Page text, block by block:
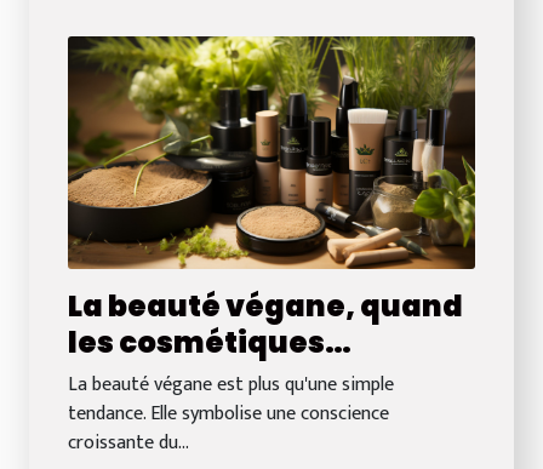
La beauté végane, quand
les cosmétiques
respectent la planète
La beauté végane est plus qu'une simple
tendance. Elle symbolise une conscience
croissante du...